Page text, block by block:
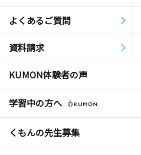
よくあるご質問
資料請求
KUMON体験者の声
学習中の方へ
くもんの先生募集